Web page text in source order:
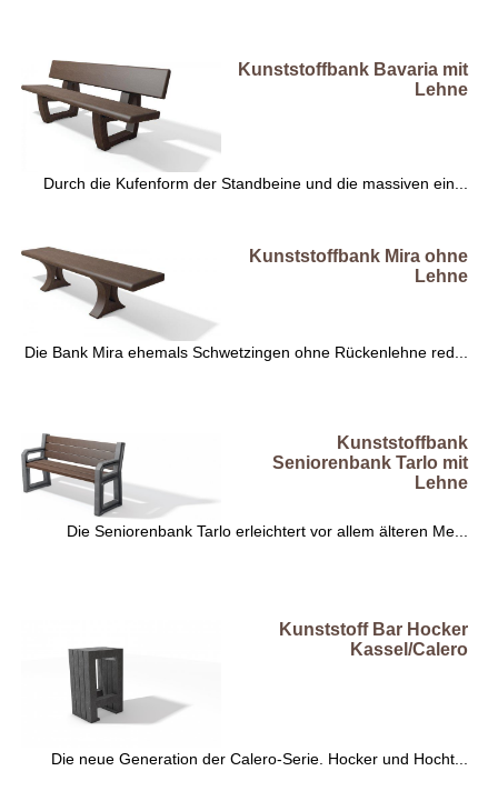
Kunststoffbank Bavaria mit
Lehne
Durch die Kufenform der Standbeine und die massiven ein...
Kunststoffbank Mira ohne
Lehne
Die Bank Mira ehemals Schwetzingen ohne Rückenlehne red...
Kunststoffbank
Seniorenbank Tarlo mit
Lehne
Die Seniorenbank Tarlo erleichtert vor allem älteren Me...
Kunststoff Bar Hocker
Kassel/Calero
Die neue Generation der Calero-Serie. Hocker und Hocht...